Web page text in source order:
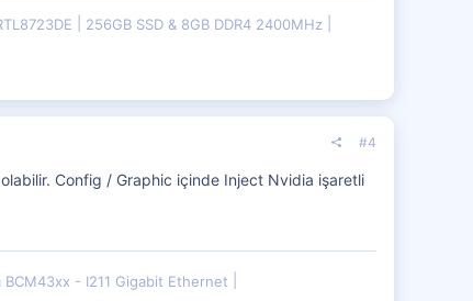
256GB SSD & 8GB DDR4 2400MHz
#4
Config / Graphic içinde Inject Nvidia işaretli
BCM43xx - I211 Gigabit Ethernet